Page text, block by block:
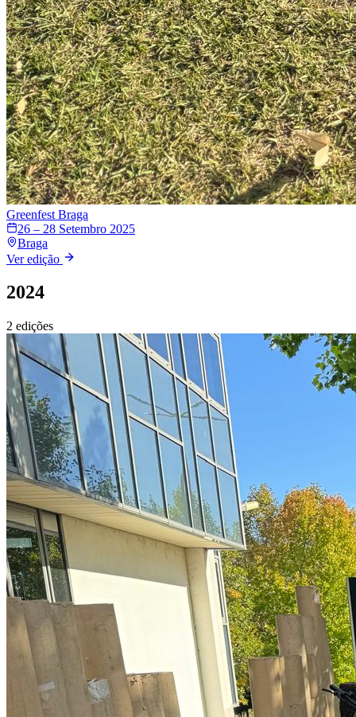
Greenfest Braga
26 – 28 Setembro 2025
Braga
Ver edição
2024
2 edições